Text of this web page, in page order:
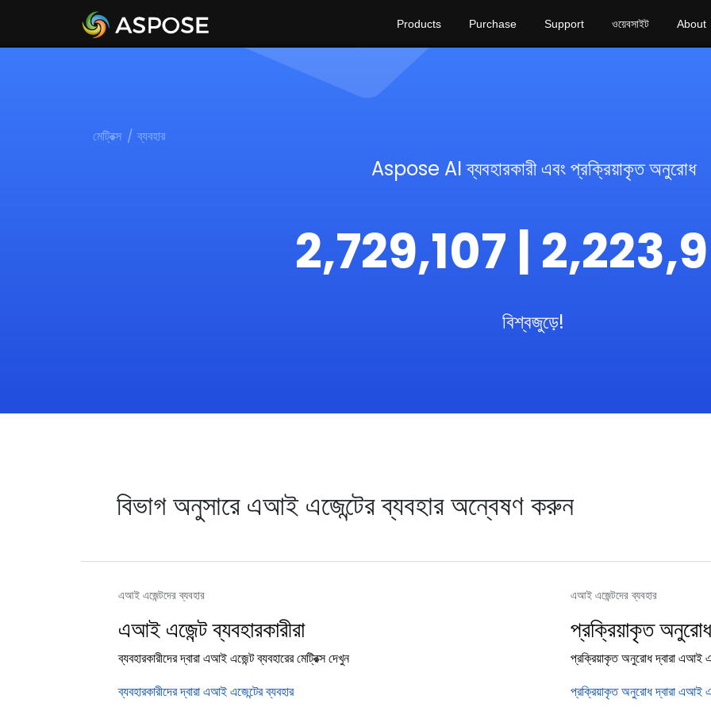
Products Purchase Support ওয়েবসাইট About
মেট্রিক্স ব্যবহার
Aspose AI ব্যবহারকারী এবং প্রক্রিয়াকৃত অনুরোধ
2,729,107 |
বিশ্বজুড়ে!
বিভাগ অনুসারে এআই এজেন্টের ব্যবহার অন্বেষণ করুন
এআই এজেন্টদের ব্যবহার
এআই এজেন্ট ব্যবহারকারীরা
ব্যবহারকারীদের দ্বারা এআই এজেন্ট ব্যবহারের মেট্রিক্স দেখুন
ব্যবহারকারীদের দ্বারা এআই এজেন্টের ব্যবহার
এআই এজেন্টদের ব্যবহার
প্রক্রিয়াকৃত অনুরোধ
প্রক্রিয়াকৃত অনুরোধ দ্বারা এআই
প্রক্রিয়াকৃত অনুরোধ দ্বারা এআই